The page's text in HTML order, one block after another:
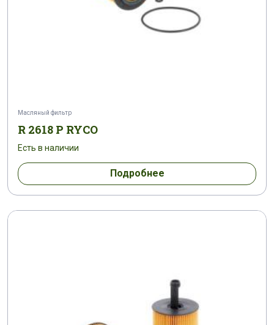
Масляный фильтр
R 2618 P RYCO
Есть в наличии
Подробнее